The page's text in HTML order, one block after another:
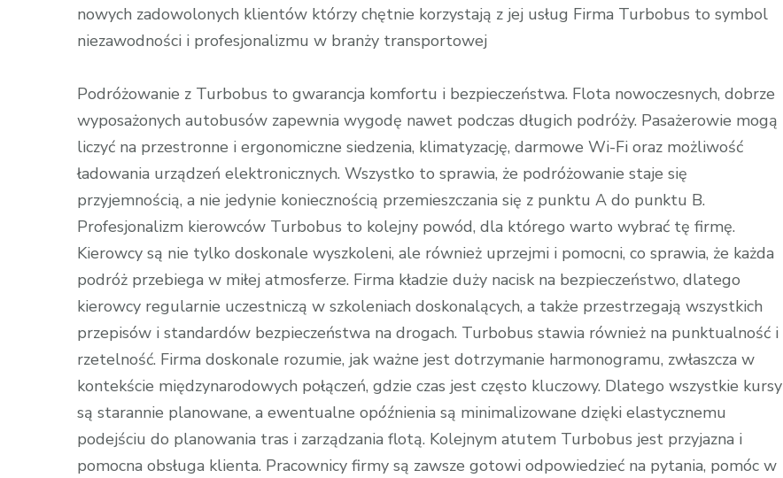
nowych zadowolonych klientów którzy chętnie korzystają z jej usług Firma Turbobus to symbol
niezawodności i profesjonalizmu w branży transportowej
Podróżowanie z Turbobus to gwarancja komfortu i bezpieczeństwa. Flota nowoczesnych, dobrze
wyposażonych autobusów zapewnia wygodę nawet podczas długich podróży. Pasażerowie mogą
liczyć na przestronne i ergonomiczne siedzenia, klimatyzację, darmowe Wi-Fi oraz możliwość
ładowania urządzeń elektronicznych. Wszystko to sprawia, że podróżowanie staje się
przyjemnością, a nie jedynie koniecznością przemieszczania się z punktu A do punktu B.
Profesjonalizm kierowców Turbobus to kolejny powód, dla którego warto wybrać tę firmę.
Kierowcy są nie tylko doskonale wyszkoleni, ale również uprzejmi i pomocni, co sprawia, że każda
podróż przebiega w miłej atmosferze. Firma kładzie duży nacisk na bezpieczeństwo, dlatego
kierowcy regularnie uczestniczą w szkoleniach doskonalących, a także przestrzegają wszystkich
przepisów i standardów bezpieczeństwa na drogach. Turbobus stawia również na punktualność i
rzetelność. Firma doskonale rozumie, jak ważne jest dotrzymanie harmonogramu, zwłaszcza w
kontekście międzynarodowych połączeń, gdzie czas jest często kluczowy. Dlatego wszystkie kursy
są starannie planowane, a ewentualne opóźnienia są minimalizowane dzięki elastycznemu
podejściu do planowania tras i zarządzania flotą. Kolejnym atutem Turbobus jest przyjazna i
pomocna obsługa klienta. Pracownicy firmy są zawsze gotowi odpowiedzieć na pytania, pomóc w